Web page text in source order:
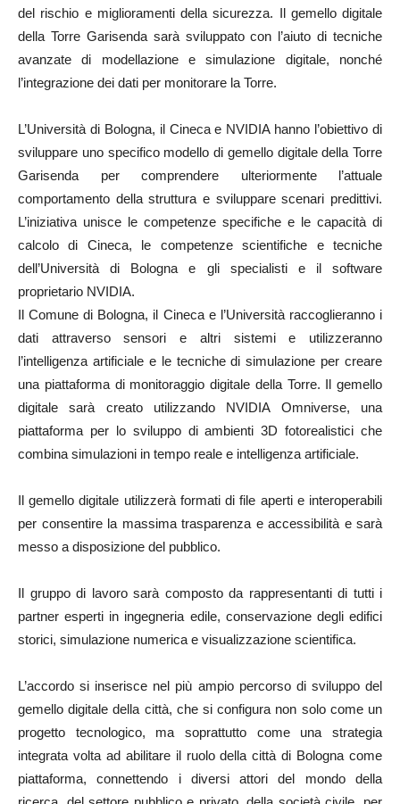
del rischio e miglioramenti della sicurezza. Il gemello digitale
della Torre Garisenda sarà sviluppato con l’aiuto di tecniche
avanzate di modellazione e simulazione digitale, nonché
l’integrazione dei dati per monitorare la Torre.
L’Università di Bologna, il Cineca e NVIDIA hanno l’obiettivo di
sviluppare uno specifico modello di gemello digitale della Torre
Garisenda per comprendere ulteriormente l’attuale
comportamento della struttura e sviluppare scenari predittivi.
L’iniziativa unisce le competenze specifiche e le capacità di
calcolo di Cineca, le competenze scientifiche e tecniche
dell’Università di Bologna e gli specialisti e il software
proprietario NVIDIA.
Il Comune di Bologna, il Cineca e l’Università raccoglieranno i
dati attraverso sensori e altri sistemi e utilizzeranno
l’intelligenza artificiale e le tecniche di simulazione per creare
una piattaforma di monitoraggio digitale della Torre. Il gemello
digitale sarà creato utilizzando NVIDIA Omniverse, una
piattaforma per lo sviluppo di ambienti 3D fotorealistici che
combina simulazioni in tempo reale e intelligenza artificiale.
Il gemello digitale utilizzerà formati di file aperti e interoperabili
per consentire la massima trasparenza e accessibilità e sarà
messo a disposizione del pubblico.
Il gruppo di lavoro sarà composto da rappresentanti di tutti i
partner esperti in ingegneria edile, conservazione degli edifici
storici, simulazione numerica e visualizzazione scientifica.
L’accordo si inserisce nel più ampio percorso di sviluppo del
gemello digitale della città, che si configura non solo come un
progetto tecnologico, ma soprattutto come una strategia
integrata volta ad abilitare il ruolo della città di Bologna come
piattaforma, connettendo i diversi attori del mondo della